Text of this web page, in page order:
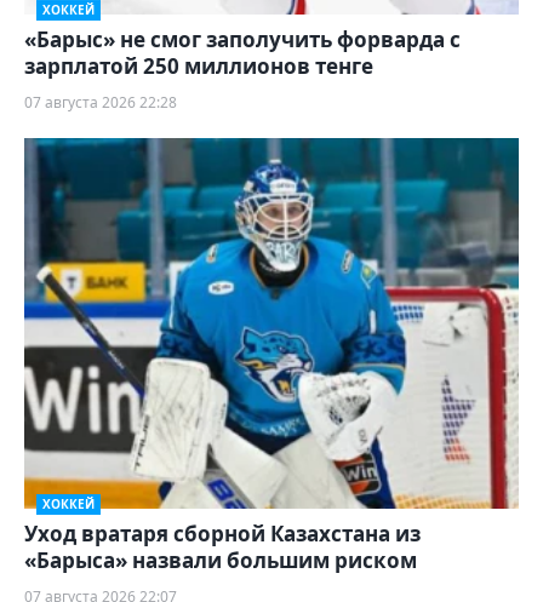
ХОККЕЙ
«Барыс» не смог заполучить форварда с
зарплатой 250 миллионов тенге
07 августа 2026 22:28
ХОККЕЙ
Уход вратаря сборной Казахстана из
«Барыса» назвали большим риском
07 августа 2026 22:07